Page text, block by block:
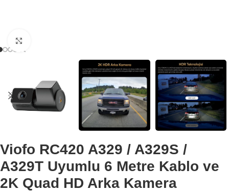
Viofo RC420 A329 / A329S /
A329T Uyumlu 6 Metre Kablo ve
2K Quad HD Arka Kamera